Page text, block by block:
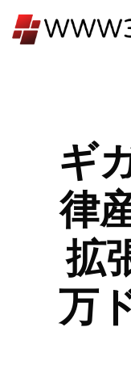
ン
ギ
律
拡
万